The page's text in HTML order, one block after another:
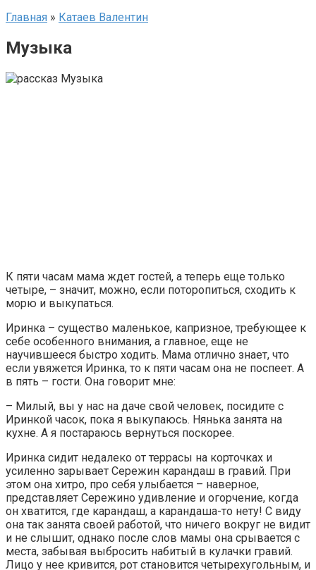
Главная » Катаев Валентин
Музыка
К пяти часам мама ждет гостей, а теперь еще только
четыре, – значит, можно, если поторопиться, сходить к
морю и выкупаться.
Иринка – существо маленькое, капризное, требующее к
себе особенного внимания, а главное, еще не
научившееся быстро ходить. Мама отлично знает, что
если увяжется Иринка, то к пяти часам она не поспеет. А
в пять – гости. Она говорит мне:
– Милый, вы у нас на даче свой человек, посидите с
Иринкой часок, пока я выкупаюсь. Нянька занята на
кухне. А я постараюсь вернуться поскорее.
Иринка сидит недалеко от террасы на корточках и
усиленно зарывает Сережин карандаш в гравий. При
этом она хитро, про себя улыбается – наверное,
представляет Сережино удивление и огорчение, когда
он хватится, где карандаш, а карандаша-то нету! С виду
она так занята своей работой, что ничего вокруг не видит
и не слышит, однако после слов мамы она срывается с
места, забывая выбросить набитый в кулачки гравий.
Лицо у нее кривится, рот становится четырехугольным, и